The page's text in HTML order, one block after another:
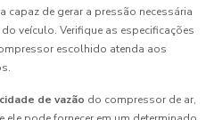
de gerar a pressão necessária
veículo. Verifique as especificações
escolhido atenda aos
de vazão do compressor de ar,